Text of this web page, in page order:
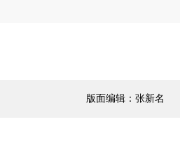
版面编辑：张新名